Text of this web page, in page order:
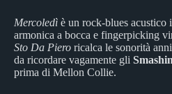
Mercoledì è un rock-blues acustico
armonica a bocca e fingerpicking
Sto Da Piero ricalca le sonorità
da ricordare vagamente gli
prima di Mellon Collie.